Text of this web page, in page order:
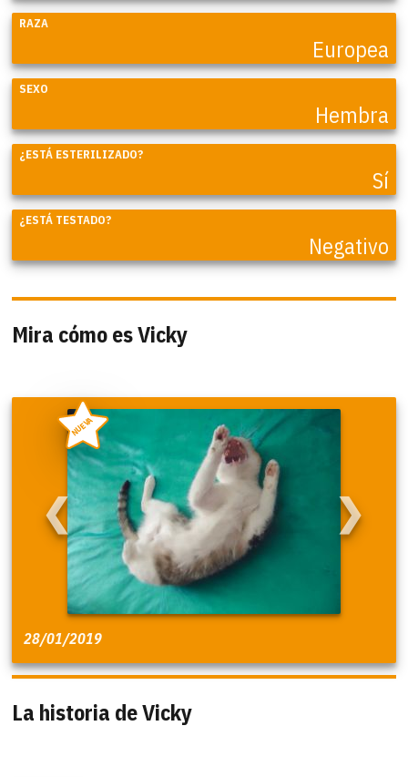
RAZA
Europea
SEXO
Hembra
¿ESTÁ ESTERILIZADO?
Sí
¿ESTÁ TESTADO?
Negativo
Mira cómo es Vicky
❮ ❯
NUEVA
28/01/2019
La historia de Vicky